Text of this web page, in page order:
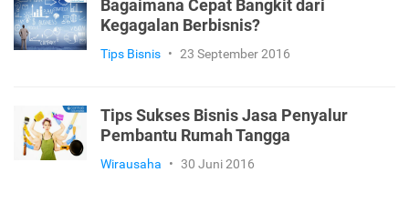
Bagaimana Cepat Bangkit dari
Kegagalan Berbisnis?
Tips Bisnis • 23 September 2016
Tips Sukses Bisnis Jasa Penyalur
Pembantu Rumah Tangga
Wirausaha • 30 Juni 2016